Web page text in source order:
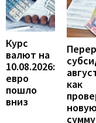
Курс
валют на
10.08.2026:
евро
пошло
вниз
как
новую
сумму